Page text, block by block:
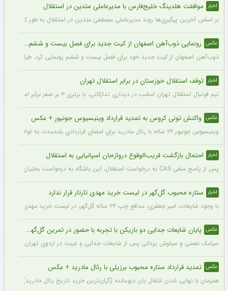
اخبار موافقت هلدینگ خلیج‌فارس با مدیرعاملی متدین در استقلال
بر اساس آخرین پیگیری‌ها روند مدیرعاملی مصطفی متدین در استقلال به طور کامل
عکس رونمایی ذوب‌آهن اصفهان از کیت جدید برای فصل بیست و ششم + عکس
ذوب‌آهن اصفهان از کیت جدید خود برای فصل بیست و ششم رونمایی کرد. طراحی
اخبار توقف استقلال خوزستان در برابر استقلال تهران
تیم فوتبال استقلال تهران امشب در دیداری تدارکاتی، با برتری ۳ بر صفر برابر استقلال خوزستان، با دبل سعید سحرخیزان و گل یاسر آسانی پیروز شد.
عکس واکنش تونی کروس به تمدید قرارداد وینیسیوس جونیور + عکس
وینیسیوس جونیور ۲۶ ساله با رئال مادرید برای امضای قراردادی بلندمدت به توافق رسید که او را تا سال ۲۰۳۲ در سانتیاگو برنابئو نگه خواهد داشت و به شایعات درباره احتمال جدایی‌اش از این باشگاه پایان می‌دهد.
اخبار احتمال بازگشت قریب‌الوقوع دروازه‌بان اسپانیایی به استقلال
پس از پاسخ منفی CAS به درخواست استقلال، این باشگاه به درخواست بختیاری‌زاده قصد دارد قرارداد آنتونیو آدان، دروازه‌بان اسپانیایی فصل گذشته، را تمدید کند.
اخبار ستاره محبوب گل‌گهر در لیست خرید مهدی تارتار قرار ندارد
با وجود شایعات، امیر جعفری، مدافع چپ ۲۴ ساله گل‌گهر، در لیست خرید مهدی تارتار قرار ندارد.
عکس پایان شایعات جدایی دو بازیکن با تجربه با حضور در تمرین گل‌گهر + عکس
سیامک نعمتی و سیاوش یزدانی پس از شایعات جدایی و غیبت در اردوی تهران، دیروز
عکس تمدید قرارداد ستاره محبوب برزیلی با رئال مادرید + عکس
همزمان با نهایی شدن انتقال یان دیومانده (گران‌ترین خرید تاریخ رئال مادرید)، تمدید قرارداد